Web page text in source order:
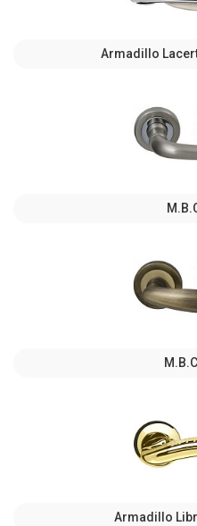
Armadillo
Armadillo